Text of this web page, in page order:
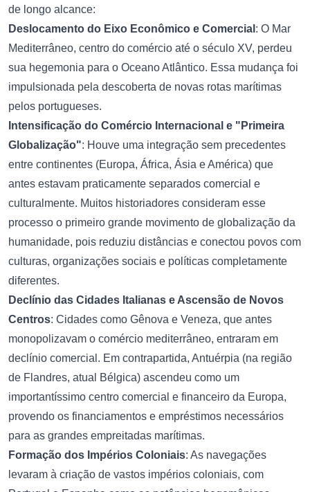
de longo alcance:
Deslocamento do Eixo Econômico e Comercial : O Mar
Mediterrâneo, centro do comércio até o século XV, perdeu
sua hegemonia para o Oceano Atlântico. Essa mudança foi
impulsionada pela descoberta de novas rotas marítimas
pelos portugueses.
Intensificação do Comércio Internacional e "Primeira
Globalização": Houve uma integração sem precedentes
entre continentes (Europa, África, Ásia e América) que
antes estavam praticamente separados comercial e
culturalmente. Muitos historiadores consideram esse
processo o primeiro grande movimento de globalização da
humanidade, pois reduziu distâncias e conectou povos com
culturas, organizações sociais e políticas completamente
diferentes.
Declínio das Cidades Italianas e Ascensão de Novos
Centros: Cidades como Gênova e Veneza, que antes
monopolizavam o comércio mediterrâneo, entraram em
declínio comercial. Em contrapartida, Antuérpia (na região
de Flandres, atual Bélgica) ascendeu como um
importantíssimo centro comercial e financeiro da Europa,
provendo os financiamentos e empréstimos necessários
para as grandes empreitadas marítimas.
Formação dos Impérios Coloniais: As navegações
levaram à criação de vastos impérios coloniais, com